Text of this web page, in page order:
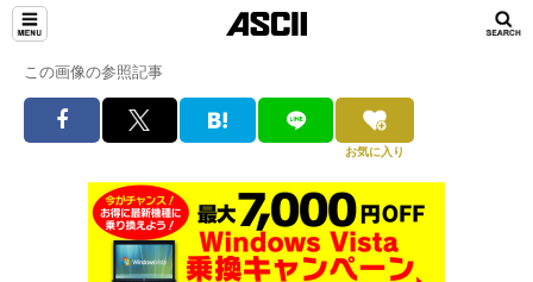
この画像の参照記事
お気に入り